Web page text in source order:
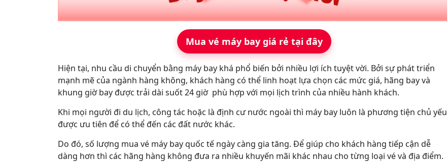
Mua vé máy bay giá rẻ tại đây
Hiện tại, nhu cầu di chuyển bằng máy bay khá phổ biến bởi nhiều lợi ích tuyệt vời. Bởi sự phát triển
mạnh mẽ của ngành hàng không, khách hàng có thể linh hoạt lựa chọn các mức giá, hãng bay và
khung giờ bay được trải dài suốt 24 giờ phù hợp với mọi lịch trình của nhiều hành khách.
Khi mọi người đi du lịch, công tác hoặc là định cư nước ngoài thì máy bay luôn là phương tiện chủ yếu
được ưu tiên để có thể đến các đất nước khác.
Do đó, số lượng mua vé máy bay quốc tế ngày càng gia tăng. Để giúp cho khách hàng tiếp cận dễ
dàng hơn thì các hãng hàng không đưa ra nhiều khuyến mãi khác nhau cho từng loại vé và địa điểm.